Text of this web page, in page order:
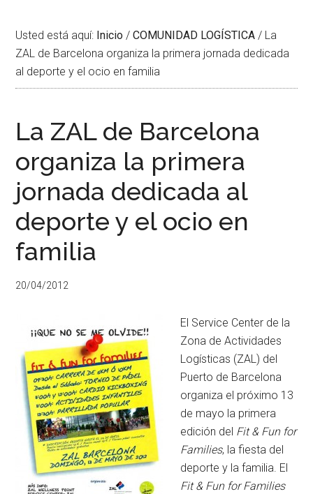
Usted está aquí: Inicio / COMUNIDAD LOGÍSTICA / La
ZAL de Barcelona organiza la primera jornada dedicada
al deporte y el ocio en familia
La ZAL de Barcelona
organiza la primera
jornada dedicada al
deporte y el ocio en
familia
20/04/2012
El Service Center de la
Zona de Actividades
Logísticas (ZAL) del
Puerto de Barcelona
organiza el próximo 13
de mayo la primera
edición del Fit & Fun for
Families, la fiesta del
deporte y la familia. El
Fit & Fun for Families
Necesarias
cookies no
son
opcionales.
Son